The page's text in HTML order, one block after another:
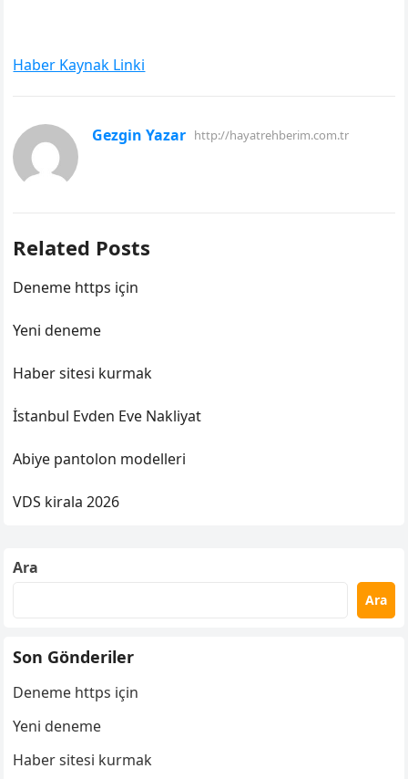
Haber Kaynak Linki
Gezgin Yazar http://hayatrehberim.com.tr
Related Posts
Deneme https için
Yeni deneme
Haber sitesi kurmak
İstanbul Evden Eve Nakliyat
Abiye pantolon modelleri
VDS kirala 2026
Ara
Ara
Son Gönderiler
Deneme https için
Yeni deneme
Haber sitesi kurmak